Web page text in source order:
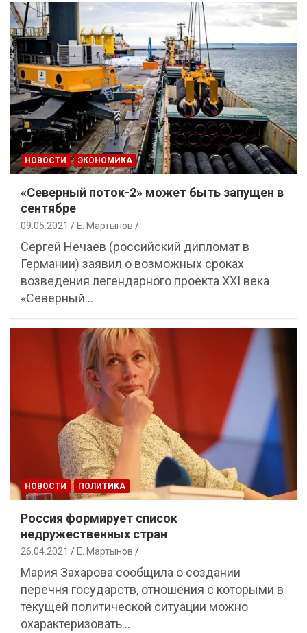
НОВОСТИ ЭКОНОМИКА
«Северный поток-2» может быть запущен в
сентябре
09.05.2021 Е. Мартынов
Сергей Нечаев (российский дипломат в
Германии) заявил о возможных сроках
возведения легендарного проекта XXI века
«Северный…
НОВОСТИ ПОЛИТИКА
Россия формирует список
недружественных стран
26.04.2021 Е. Мартынов
Мария Захарова сообщила о создании
перечня государств, отношения с которыми в
текущей политической ситуации можно
охарактеризовать…